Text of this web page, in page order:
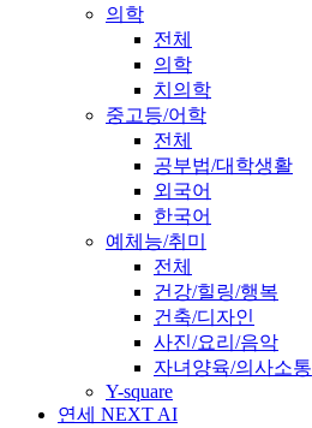
의학
전체
의학
치의학
중고등/어학
전체
공부법/대학생활
외국어
한국어
예체능/취미
전체
건강/힐링/행복
건축/디자인
사진/요리/음악
자녀양육/의사소통
Y-square
연세 NEXT AI